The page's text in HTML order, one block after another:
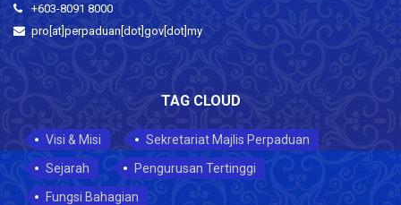
+603-8091 8000
pro[at]perpaduan[dot]gov[dot]my
TAG CLOUD
Visi & Misi
Sekretariat Majlis Perpaduan
Sejarah
Pengurusan Tertinggi
Fungsi Bahagian